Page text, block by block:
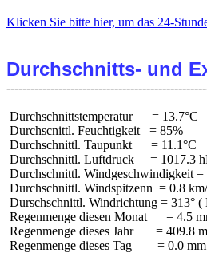
Klicken Sie bitte hier, um das 24-
Durchschnitts- und
Durchschnittstemperatur      = 13.7°C
Durchscnittl. Feuchtigkeit   = 85%
Durchschnittl. Taupunkt      = 11.1°C
Durchschnittl. Luftdruck     = 1017.3
Durchschnittl. Windgeschwindigkeit =
Durchschnittl. Windspitzenn  = 0.8
Durschschnittl. Windrichtung = 313° (
Regenmenge diesen Monat      = 4.5
Regenmenge dieses Jahr       = 409.8
Regenmenge dieses Tag        = 0.0 mm